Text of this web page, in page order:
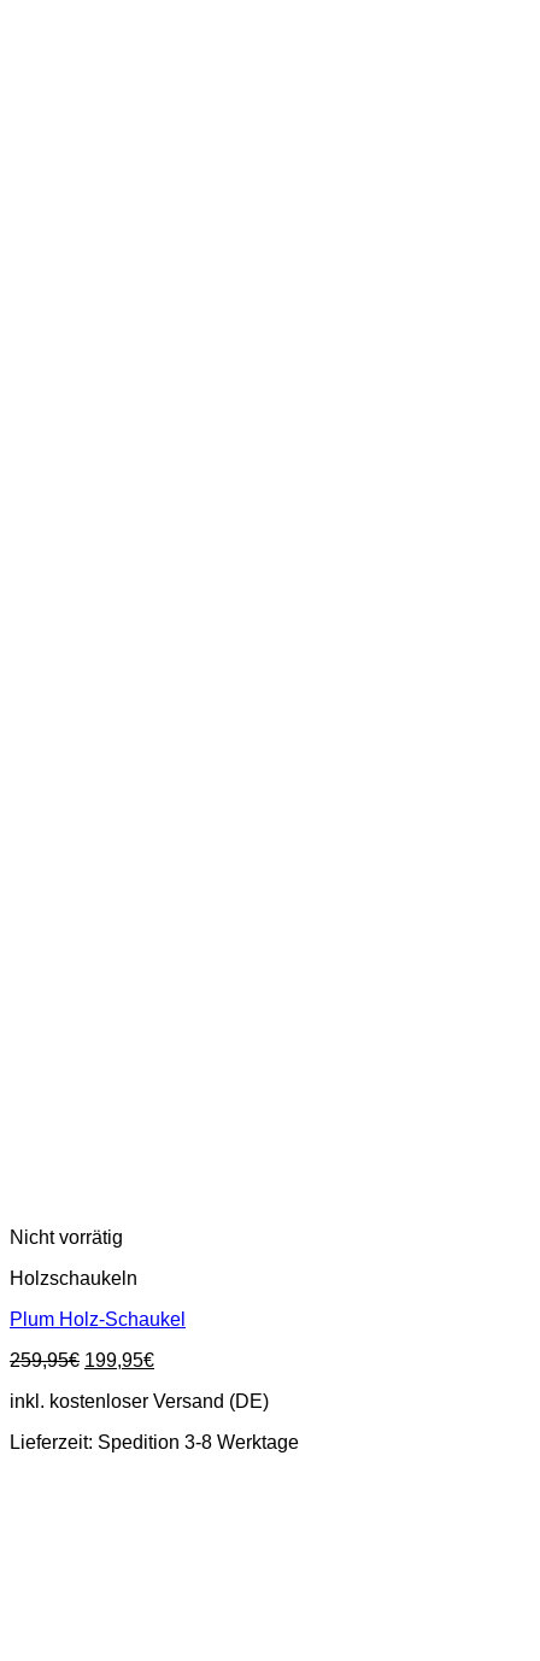
Nicht vorrätig
Holzschaukeln
Plum Holz-Schaukel
259,95€ Ursprünglicher
war:
199,95€Aktueller
ist:
inkl. kostenloser Versand (DE)
Lieferzeit: Spedition 3-8 Werktage